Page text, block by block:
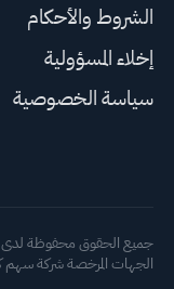
الشروط والأحكام
إخلاء المسؤولية
سياسة الخصوصية
جميع الحقوق محفوظة لدى
الجهات المرخصة شركة سهم